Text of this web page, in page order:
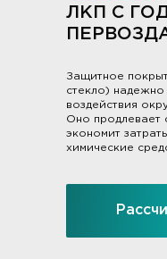
ЛКП С
Защитное
стекло)
воздействия
Оно продлевает
экономит
химические